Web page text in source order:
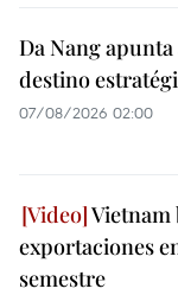
Da Nang
destino
07/08/2026 02:00
Vietnam
exportaciones
semestre